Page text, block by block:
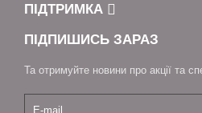
ПІДТРИМКА
ПІДПИШИСЬ ЗАРАЗ
Та отримуйте новини про акції та